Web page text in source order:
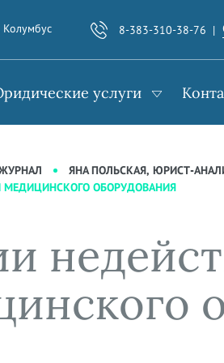
Колумбус 8-383-310-38-76
услуги
ЯНА ПОЛЬСКАЯ, ЮРИСТ-
МЕДИЦИНСКОГО ОБОРУДОВАНИЯ